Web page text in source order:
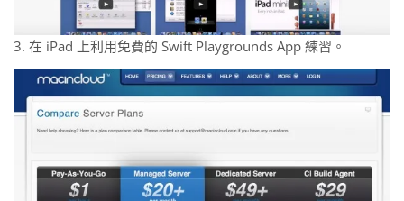
3. 在 iPad 上利用免費的 Swift Playgrounds App 練習。